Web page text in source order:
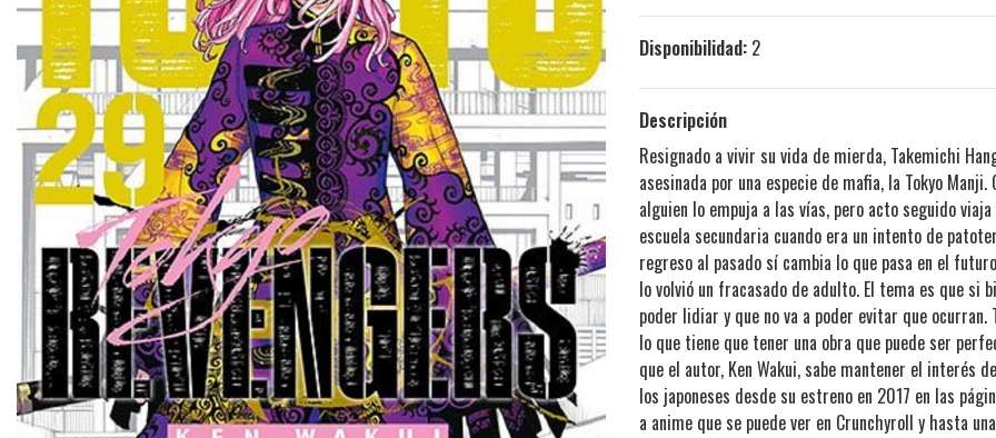
Disponibilidad: 2
Descripción
Resignado a vivir su vida de mierda, Takemichi
asesinada por una especie de mafia, la Tokyo
alguien lo empuja a las vías, pero acto seguido
escuela secundaria cuando era un intento de
regreso al pasado sí cambia lo que pasa en el
lo volvió un fracasado de adulto. El tema es que si
poder lidiar y que no va a poder evitar que
lo que tiene que tener una obra que puede ser
que el autor, Ken Wakui, sabe mantener el interés
los japoneses desde su estreno en 2017 en las
a anime que se puede ver en Crunchyroll y hasta